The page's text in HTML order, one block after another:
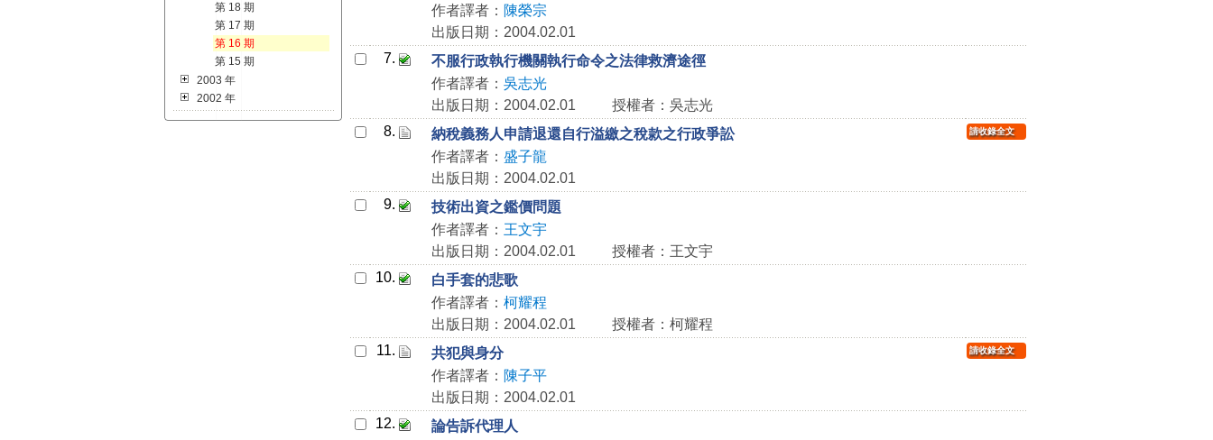
第 18 期
第 17 期
第 16 期
第 15 期
2003 年
2002 年
作者譯者： 陳榮宗
出版日期：2004.02.01
7.
不服行政執行機關執行命令之法律救濟途徑
作者譯者： 吳志光
出版日期：2004.02.01
授權者：吳志光
8.
納稅義務人申請退還自行溢繳之稅款之行政爭訟
作者譯者： 盛子龍
出版日期：2004.02.01
請收錄全文
9.
技術出資之鑑價問題
作者譯者： 王文宇
出版日期：2004.02.01
授權者：王文宇
10.
白手套的悲歌
作者譯者： 柯耀程
出版日期：2004.02.01
授權者：柯耀程
11.
共犯與身分
作者譯者： 陳子平
出版日期：2004.02.01
請收錄全文
12.
論告訴代理人